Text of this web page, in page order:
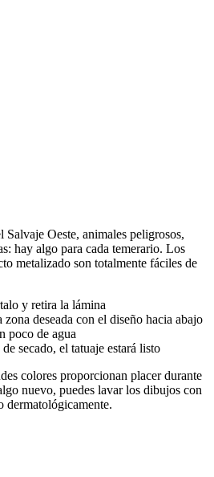
Salvaje Oeste, animales peligrosos,
hay algo para cada temerario. Los
metalizado son totalmente fáciles de
y retira la lámina
deseada con el diseño hacia abajo
poco de agua
secado, el tatuaje estará listo
colores proporcionan placer durante
nuevo, puedes lavar los dibujos con
dermatológicamente.